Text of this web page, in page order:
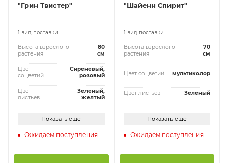
"Грин Твистер"
1 вид поставки
Высота взрослого
растения
80
см
Цвет
соцветий
Сиреневый,
розовый
Цвет
листьев
Зеленый,
желтый
Показать еще
Ожидаем поступления
"Шайенн Спирит"
1 вид поставки
Высота взрослого
растения
70
см
Цвет соцветий мультиколор
Цвет листьев Зеленый
Показать еще
Ожидаем поступления